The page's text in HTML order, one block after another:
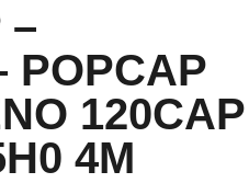
–
POPCAP
120CAP
4M